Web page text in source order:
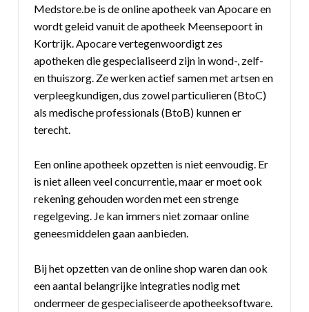
Medstore.be is de online apotheek van Apocare en
wordt geleid vanuit de apotheek Meensepoort in
Kortrijk. Apocare vertegenwoordigt zes
apotheken die gespecialiseerd zijn in wond-, zelf-
en thuiszorg. Ze werken actief samen met artsen en
verpleegkundigen, dus zowel particulieren (BtoC)
als medische professionals (BtoB) kunnen er
terecht.
Een online apotheek opzetten is niet eenvoudig. Er
is niet alleen veel concurrentie, maar er moet ook
rekening gehouden worden met een strenge
regelgeving. Je kan immers niet zomaar online
geneesmiddelen gaan aanbieden.
Bij het opzetten van de online shop waren dan ook
een aantal belangrijke integraties nodig met
ondermeer de gespecialiseerde apotheeksoftware.